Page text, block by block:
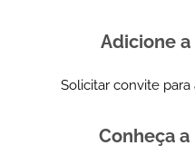
Adicione
Solicitar convite
Conheça